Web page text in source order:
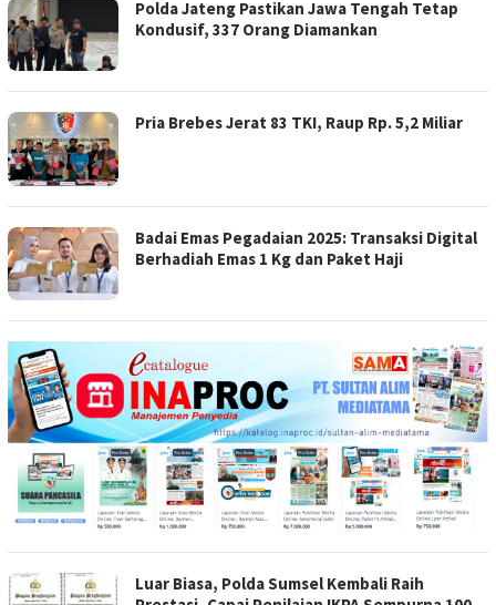
Polda Jateng Pastikan Jawa Tengah Tetap
Kondusif, 337 Orang Diamankan
Pria Brebes Jerat 83 TKI, Raup Rp. 5,2 Miliar
Badai Emas Pegadaian 2025: Transaksi Digital
Berhadiah Emas 1 Kg dan Paket Haji
Luar Biasa, Polda Sumsel Kembali Raih